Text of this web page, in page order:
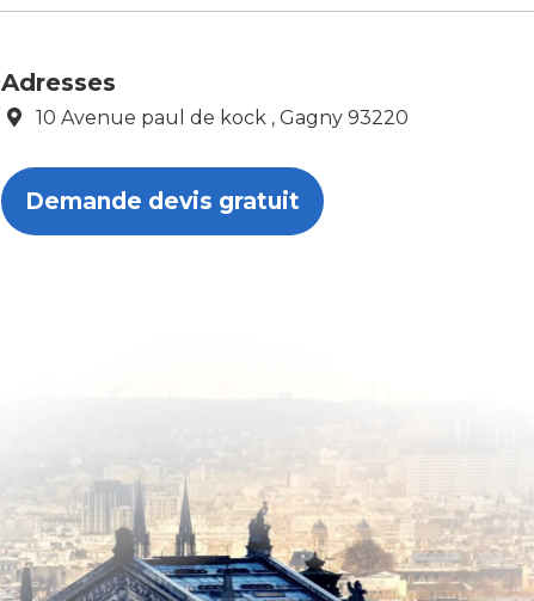
Adresses
10 Avenue paul de kock , Gagny 93220
Demande devis gratuit